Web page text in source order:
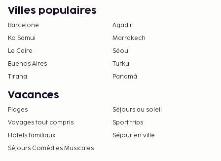
Villes populaires
Barcelone
Agadir
Ko Samui
Marrakech
Le Caire
Séoul
Buenos Aires
Turku
Tirana
Panamá
Vacances
Plages
Séjours au soleil
Voyages tout compris
Sport trips
Hôtels familiaux
Séjour en ville
Séjours Comédies Musicales